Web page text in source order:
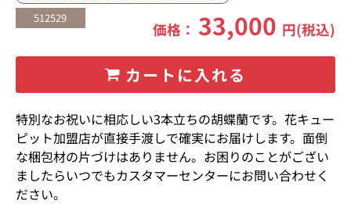
512529
価格： 33,000 円(税込)
カートに入れる
特別なお祝いに相応しい3本立ちの胡蝶蘭です。花キュー
ピット加盟店が直接手渡しで確実にお届けします。面倒
な梱包材の片づけはありません。お困りのことがござい
ましたらいつでもカスタマーセンターにお問い合わせく
ださい。